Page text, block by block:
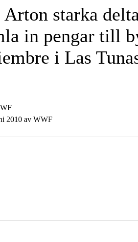
Arton starka
in pengar till
i Las
2010 av WWF